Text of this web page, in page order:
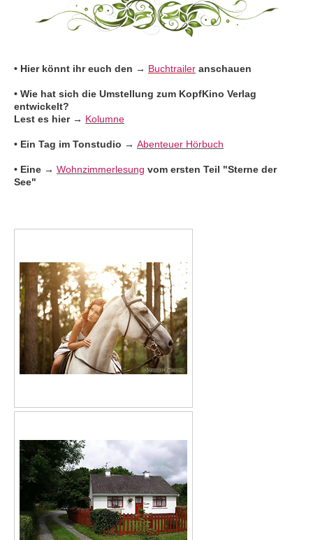
• Hier könnt ihr euch den → Buchtrailer anschauen
• Wie hat sich die Umstellung zum KopfKino Verlag
entwickelt?
Lest es hier → Kolumne
• Ein Tag im Tonstudio → Abenteuer Hörbuch
• Eine → Wohnzimmerlesung vom ersten Teil "Sterne der
See"